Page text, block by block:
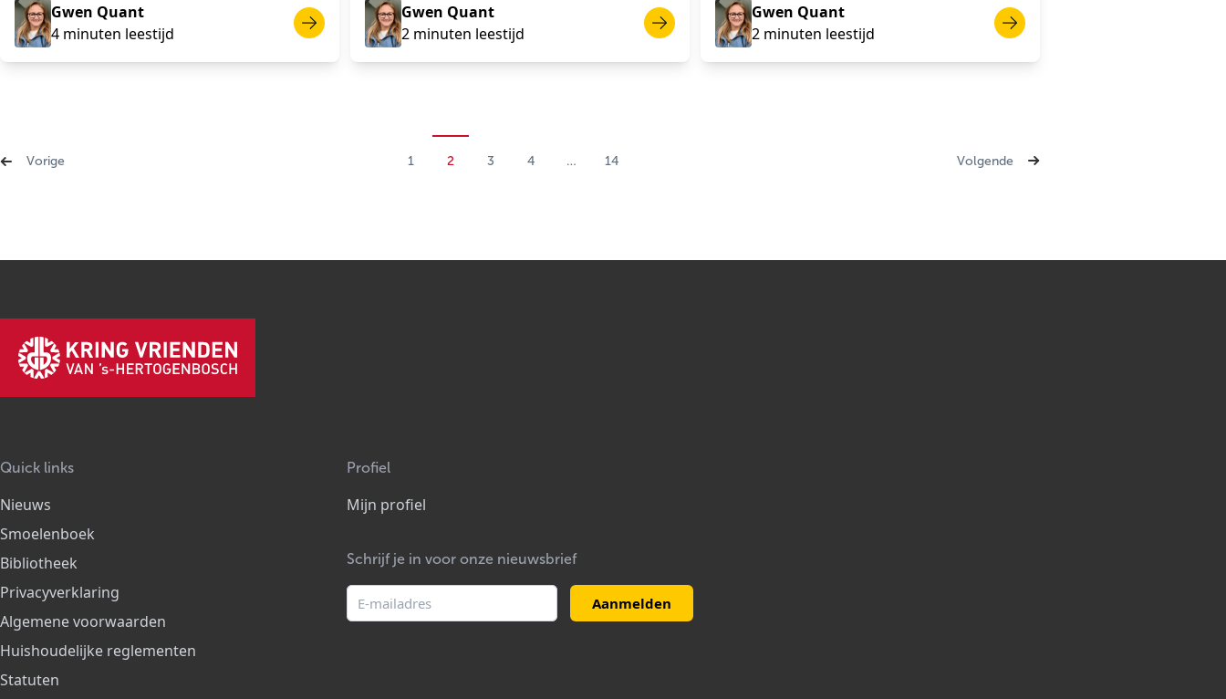
Gwen Quant
4 minuten leestijd
Gwen Quant
2 minuten leestijd
Gwen Quant
2 minuten leestijd
‹ Vorige 1 2 3 4 … 14 Volgende ›
Quick links
Nieuws
Smoelenboek
Bibliotheek
Privacyverklaring
Algemene voorwaarden
Huishoudelijke reglementen
Statuten
Profiel
Mijn profiel
Schrijf je in voor onze nieuwsbrief
Aanmelden